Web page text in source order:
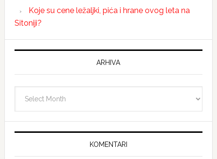
Koje su cene ležaljki, pića i hrane ovog leta na
Sitoniji?
ARHIVA
KOMENTARI